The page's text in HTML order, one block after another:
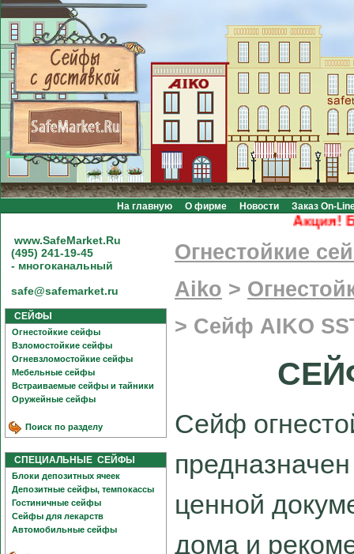
На главную О фирме Новости Заказ On-
Акция!
www.SafeMarket.Ru
(495) 241-19-45
- многоканальный
safe@safemarket.ru
СЕЙФЫ
Огнестойкие сейфы
Взломостойкие сейфы
Огневзломостойкие сейфы
Мебельные сейфы
Встраиваемые сейфы и тайники
Оружейные сейфы
Поиск по разделу
СПЕЦИАЛЬНЫЕ СЕЙФЫ
Блоки депозитных ячеек
Депозитные сейфы, темпокассы
Гостиничные сейфы
Сейфы для лекарств
Автомобильные сейфы
Огнестойкие
Aiko >
> Сейф AIKO
Сейф
ценной
дома и